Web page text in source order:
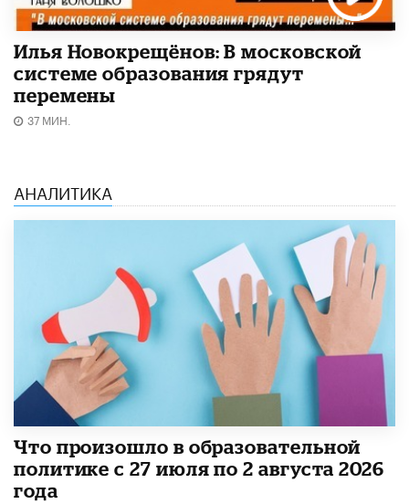
Илья Новокрещёнов: В московской
системе образования грядут
перемены
37 МИН.
АНАЛИТИКА
​Что произошло в образовательной
политике с 27 июля по 2 августа 2026
года